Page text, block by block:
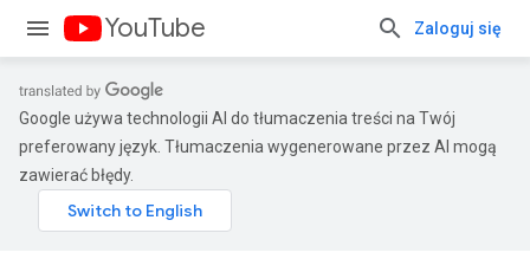
YouTube Zaloguj się
Google używa technologii AI do tłumaczenia treści na Twój
preferowany język. Tłumaczenia wygenerowane przez AI mogą
zawierać błędy.